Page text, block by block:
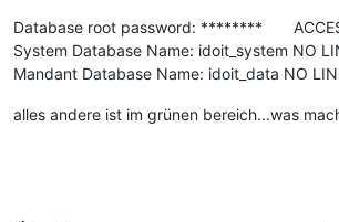
Database root password: ********
System Database Name: idoit_system NO
Mandant Database Name: idoit_data NO
alles andere ist im grünen bereich...was